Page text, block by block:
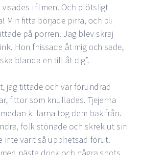
i filmen. Och plötsligt
Min fitta började pirra, och bli
på porren. Jag blev skraj
Hon fnissade åt mig och sade,
blanda en till åt dig”.
jag tittade och var förundrad
fittor som knullades. Tjejerna
killarna tog dem bakifrån.
folk stönade och skrek ut sin
inte varit så upphetsad förut.
nästa drink och några shots.